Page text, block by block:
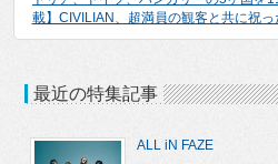
載】CIVILIAN、超満員の観客と共に祝っ
最近の特集記事
ALL iN FAZE